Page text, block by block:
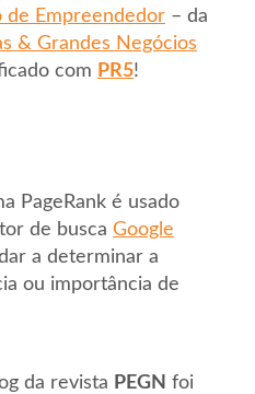
de Empreendedor – da
& Grandes Negócios
com PR5!
PageRank é usado
de busca Google
a determinar a
ou importância de
da revista PEGN foi